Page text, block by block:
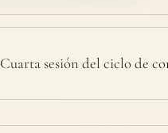
Cuarta sesión del ciclo de